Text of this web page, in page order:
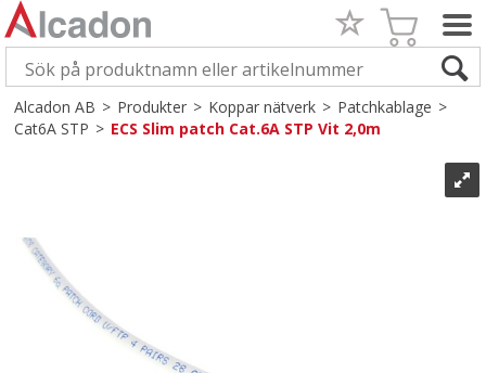
Alcadon AB>Produkter>Koppar nätverk>Patchkablage>
Cat6A STP>ECS Slim patch Cat.6A STP Vit 2,0m